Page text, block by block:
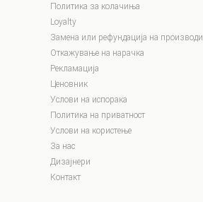
Политика за колачиња
Loyalty
Замена или рефундација на производи
Откажување на нарачка
Рекламација
Ценовник
Услови на испорака
Политика на приватност
Услови на користење
За нас
Дизајнери
Контакт